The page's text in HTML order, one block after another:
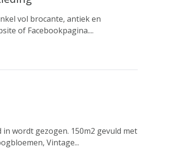
vol brocante, antiek en
of Facebookpagina....
in wordt gezogen. 150m2 gevuld met
Vintage...